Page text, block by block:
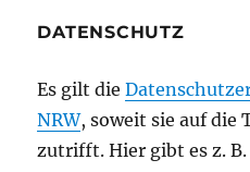
DATENSCHUTZ
Es gilt die
NRW, soweit sie auf die
zutrifft. Hier gibt es z.